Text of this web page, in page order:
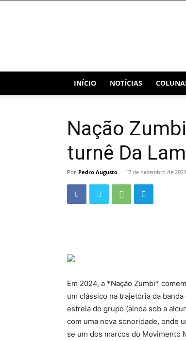
INÍCIO NOTÍCIAS
Nação
turnê Da
Por Pedro Augusto - 17 de dezembro de 2024
Em 2024, a *Nação Zumbi*
um clássico na trajetória da
estreia do grupo (ainda sob a
com uma nova sonoridade, onde
se um dos marcos do Movimento